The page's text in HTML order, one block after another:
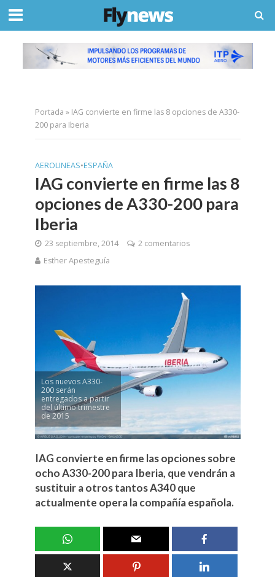
Portada » IAG convierte en firme las 8 opciones de A330-
200 para Iberia
AEROLINEAS•ESPAÑA
IAG convierte en firme las 8
opciones de A330-200 para
Iberia
23 septiembre, 2014
2 comentarios
Esther Apesteguía
Los nuevos A330-
200 serán
entregados a partir
del último trimestre
de 2015
IAG convierte en firme las opciones sobre
ocho A330-200 para Iberia, que vendrán a
sustituir a otros tantos A340 que
actualmente opera la compañía española.